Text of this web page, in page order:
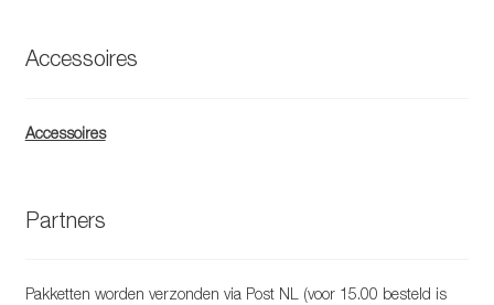
Accessoires
Accessoires
Partners
Pakketten worden verzonden via Post NL (voor 15.00 besteld is